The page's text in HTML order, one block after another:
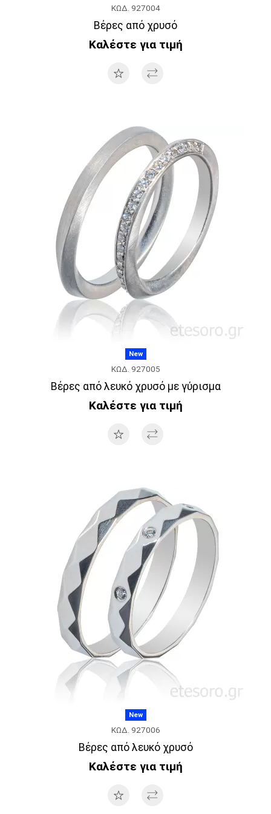
ΚΩΔ. 927004
Βέρες από χρυσό
Καλέστε για τιμή
New
ΚΩΔ. 927005
Βέρες από λευκό χρυσό με γύρισμα
Καλέστε για τιμή
New
ΚΩΔ. 927006
Βέρες από λευκό χρυσό
Καλέστε για τιμή